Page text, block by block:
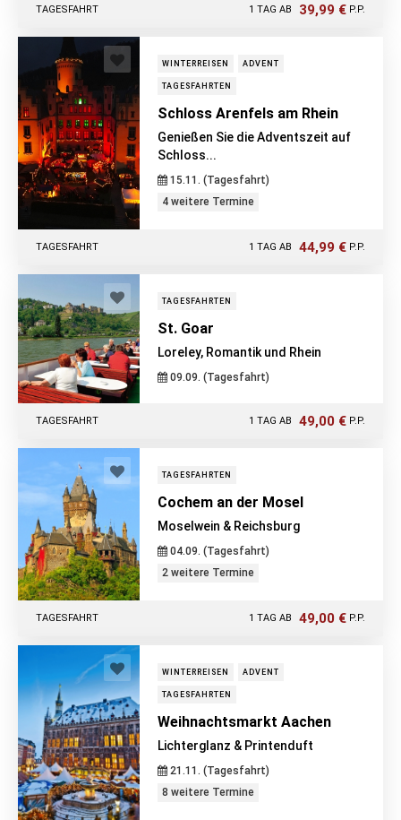
1 TAG AB 39,99 € P.P.
TAGESFAHRT
WINTERREISEN ADVENT
TAGESFAHRTEN
Schloss Arenfels am Rhein
Genießen Sie die Adventszeit auf
Schloss...
15.11. (Tagesfahrt)
4 weitere Termine
1 TAG AB 44,99 € P.P.
TAGESFAHRT
TAGESFAHRTEN
St. Goar
Loreley, Romantik und Rhein
09.09. (Tagesfahrt)
1 TAG AB 49,00 € P.P.
TAGESFAHRT
TAGESFAHRTEN
Cochem an der Mosel
Moselwein & Reichsburg
04.09. (Tagesfahrt)
2 weitere Termine
1 TAG AB 49,00 € P.P.
TAGESFAHRT
WINTERREISEN ADVENT
TAGESFAHRTEN
Weihnachtsmarkt Aachen
Lichterglanz & Printenduft
21.11. (Tagesfahrt)
8 weitere Termine